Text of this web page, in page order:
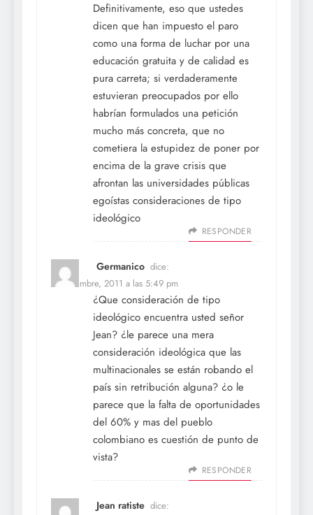
Definitivamente, eso que ustedes
dicen que han impuesto el paro
como una forma de luchar por una
educación gratuita y de calidad es
pura carreta; si verdaderamente
estuvieran preocupados por ello
habrían formulados una petición
mucho más concreta, que no
cometiera la estupidez de poner por
encima de la grave crisis que
afrontan las universidades públicas
egoístas consideraciones de tipo
ideológico
RESPONDER
Germanico dice:
8 noviembre, 2011 a las 5:49 pm
¿Que consideración de tipo
ideológico encuentra usted señor
Jean? ¿le parece una mera
consideración ideológica que las
multinacionales se están robando el
país sin retribución alguna? ¿o le
parece que la falta de oportunidades
del 60% y mas del pueblo
colombiano es cuestión de punto de
vista?
RESPONDER
Jean ratiste dice: